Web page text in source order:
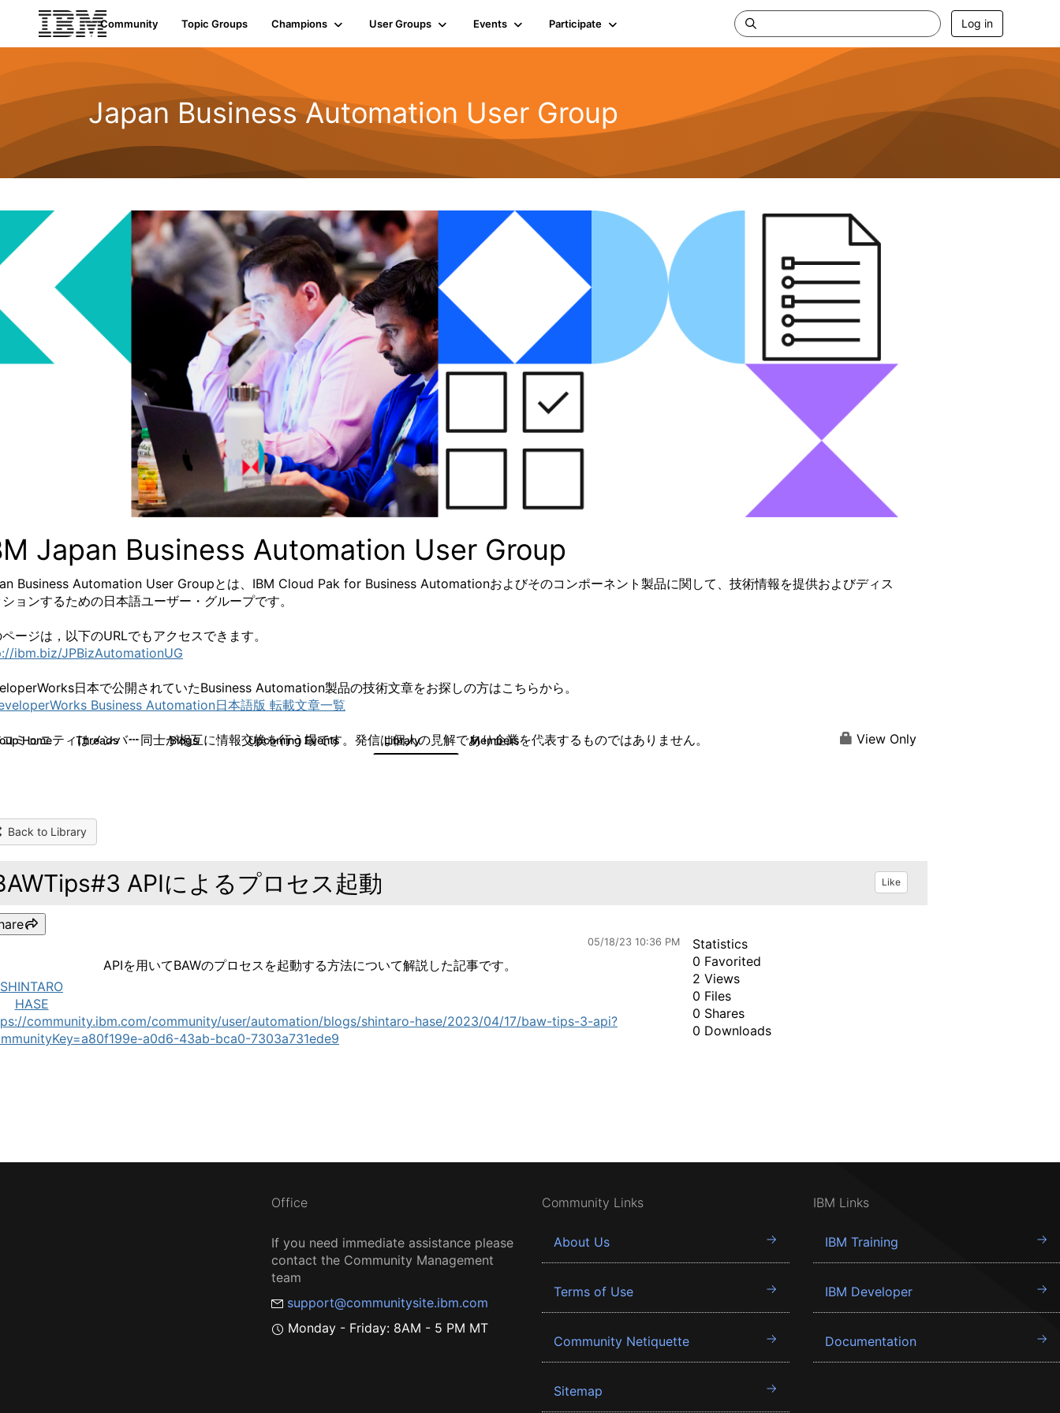
Community Topic Groups Champions User Groups Events Participate Log in
Japan Business Automation User Group
Japan Business Automation User Group
Business Automation User Groupとは、IBM Cloud Pak for Business Automationおよびそのコンポーネント製品に関して、技術情報を提供およびディス
ョンするための日本語ユーザー・グループです。
ージは，以下のURLでもアクセスできます。
ibm.biz/JPBizAutomationUG
日本で公開されていたBusiness Automation製品の技術文章をお探しの方はこちらから。
Business Automation日本語版 転載文章一覧
ミュニティはメンバー同士が相互に情報交換を行う場です。 発信は個人の見解であり企業を代表するものではありません。
Home Threads 30 Blogs 73 Upcoming Events Library 50 Members 116 View Only
Back to Library
APIによるプロセス起動 Like
05/18/23 10:36 PM
SHINTARO
HASE
APIを用いてBAWのプロセスを起動する方法について解説した記事です。
community.ibm.com/community/user/automation/blogs/shintaro-hase/2023/04/17/baw-tips-3-api?
a0d6-43ab-bca0-7303a731ede9
Statistics
0 Favorited
2 Views
0 Files
0 Shares
0 Downloads
Office
If you need immediate assistance please
contact the Community Management
team
support@communitysite.ibm.com
Monday - Friday: 8AM - 5 PM MT
Community Links
About Us
Terms of Use
Community Netiquette
Sitemap
IBM Links
IBM Training
IBM Developer
Documentation